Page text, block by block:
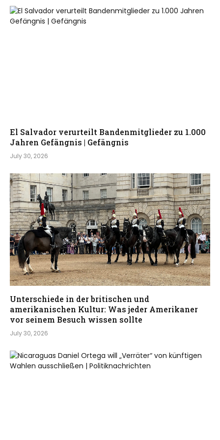
0
2
El Salvador verurteilt Bandenmitglieder zu 1.000
Jahren Gefängnis | Gefängnis
July 30, 2026
Unterschiede in der britischen und
amerikanischen Kultur: Was jeder Amerikaner
vor seinem Besuch wissen sollte
July 30, 2026